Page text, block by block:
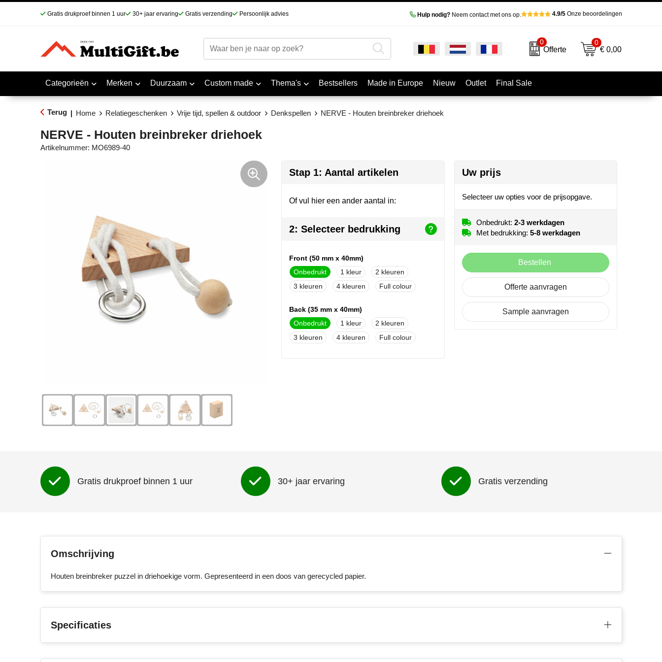
Gratis drukproef binnen 1 uur 30+ jaar ervaring Gratis verzending Persoonlijk advies Hulp nodig?Neem contact met ons op. 4.9/5Onze beoordelingen
0
Offerte
0
€ 0,00
Categorieën Merken Duurzaam Custom made Thema's Bestsellers Made in Europe Nieuw Outlet Final Sale
Terug | Home Relatiegeschenken Vrije tijd, spellen & outdoor Denkspellen NERVE - Houten breinbreker driehoek
NERVE - Houten breinbreker driehoek
Artikelnummer: MO6989-40
Stap 1: Aantal artikelen
Of vul hier een ander aantal in:
2: Selecteer bedrukking
Front (50 mm x 40mm)
Onbedrukt
1
2
3
4 Full colour
Back (35 mm x 40mm)
Onbedrukt
1
2
3
4 Full colour
Uw prijs
Selecteer uw opties voor de prijsopgave.
Onbedrukt: 2-3 werkdagen
Met bedrukking: 5-8 werkdagen
Bestellen
Offerte aanvragen
Sample aanvragen
Gratis drukproef binnen 1 uur 30+ jaar ervaring Gratis verzending
Omschrijving
Houten breinbreker puzzel in driehoekige vorm. Gepresenteerd in een doos van gerecycled papier.
Specificaties